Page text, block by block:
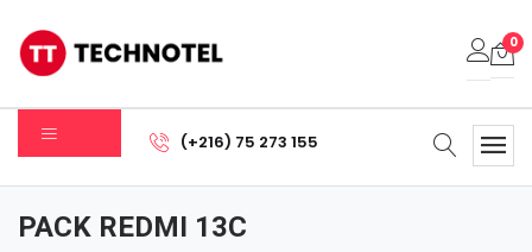
0
Votre panier est vide.
Sous-total: 0.000DT
Voir Le Panier
(+216) 75 273 155
PACK REDMI 13C